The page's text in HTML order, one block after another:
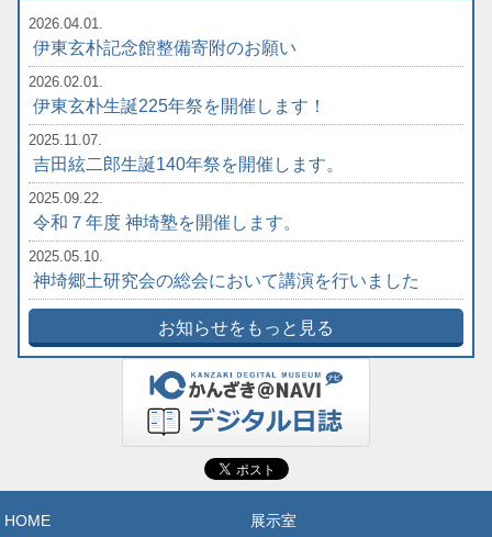
2026.04.01.
伊東玄朴記念館整備寄附のお願い
2026.02.01.
伊東玄朴生誕225年祭を開催します！
2025.11.07.
吉田絃二郎生誕140年祭を開催します。
2025.09.22.
令和７年度 神埼塾を開催します。
2025.05.10.
神埼郷土研究会の総会において講演を行いました
お知らせをもっと見る
HOME 展示室